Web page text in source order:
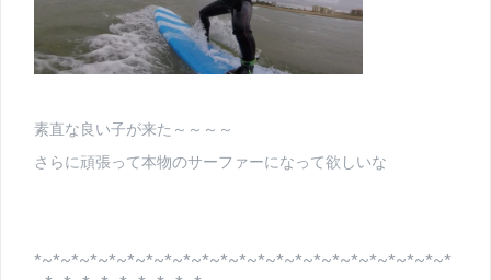
素直な良い子が来た～～～～
さらに頑張って本物のサーファーになって欲しいな
*~*~*~*~*~*~*~*~*~*~*~*~*~*~*~*~*~*~*~*~*~*~*